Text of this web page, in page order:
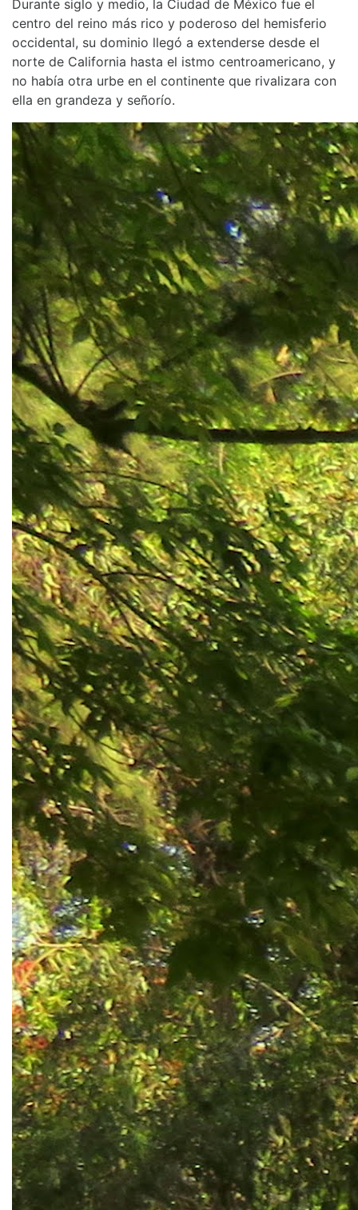
Durante siglo y medio, la Ciudad de México fue el
centro del reino más rico y poderoso del hemisferio
occidental, su dominio llegó a extenderse desde el
norte de California hasta el istmo centroamericano, y
no había otra urbe en el continente que rivalizara con
ella en grandeza y señorío.